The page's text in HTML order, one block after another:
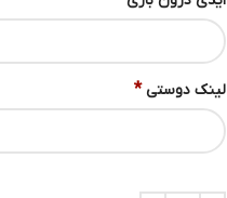
لینک دوستی *